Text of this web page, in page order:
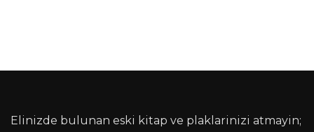
Elinizde bulunan eski kitap ve plaklarinizi atmayin;